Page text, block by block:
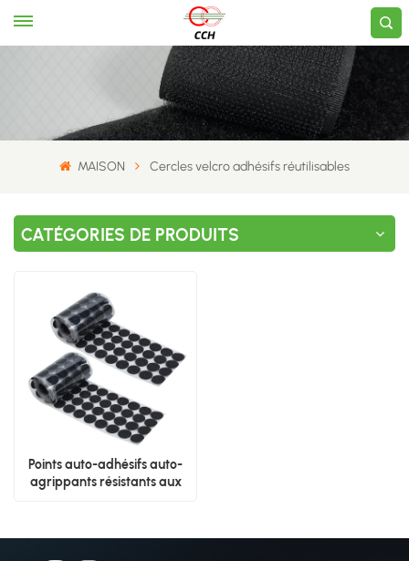
MAISON Cercles velcro adhésifs réutilisables
CATÉGORIES DE PRODUITS
Points auto-adhésifs auto-
agrippants résistants aux